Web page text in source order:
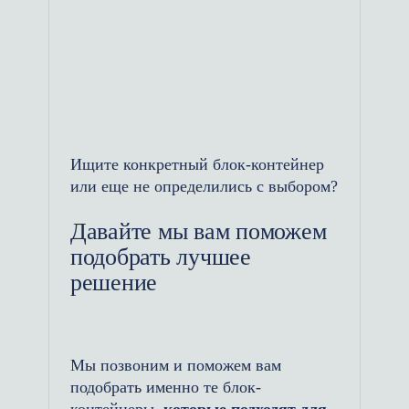
зданий. Это решение позволяет
сэкономить на строительных
времени.
одного участка на другой, что
делает их идеальными для
Ищите конкретный блок-контейнер
или еще не определились с выбором?
Давайте мы вам поможем
подобрать лучшее
решение
Мы позвоним и поможем вам
подобрать именно те блок-